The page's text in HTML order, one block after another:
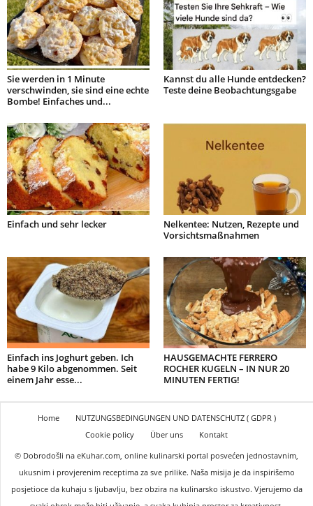
Sie werden in 1 Minute
verschwinden, sie sind eine echte
Bombe! Einfaches und...
Kannst du alle Hunde entdecken?
Teste deine Beobachtungsgabe
Einfach und sehr lecker
Nelkentee: Nutzen, Rezepte und
Vorsichtsmaßnahmen
Einfach ins Joghurt geben. Ich
habe 9 Kilo abgenommen. Seit
einem Jahr esse...
HAUSGEMACHTE FERRERO
ROCHER KUGELN – IN NUR 20
MINUTEN FERTIG!
Home
NUTZUNGSBEDINGUNGEN UND DATENSCHUTZ ( GDPR )
Cookie policy
Über uns
Kontakt
© Dobrodošli na eKuhar.com, online kulinarski portal posvećen jednostavnim,
ukusnim i provjerenim receptima za sve prilike. Naša misija je da inspirišemo
posjetioce da kuhaju s ljubavlju, bez obzira na kulinarsko iskustvo. Vjerujemo da